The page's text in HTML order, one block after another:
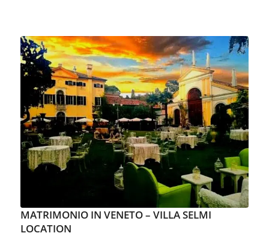
MATRIMONIO IN VENETO – VILLA SELMI
LOCATION